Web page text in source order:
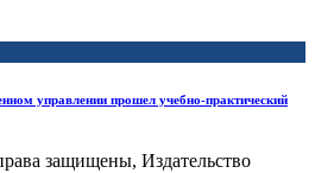
управлении прошел учебно-практический
защищены, Издательство